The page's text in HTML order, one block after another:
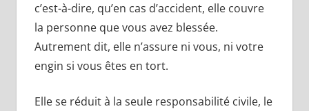
c’est-à-dire, qu’en cas d’accident, elle couvre
la personne que vous avez blessée.
Autrement dit, elle n’assure ni vous, ni votre
engin si vous êtes en tort.
Elle se réduit à la seule responsabilité civile, le